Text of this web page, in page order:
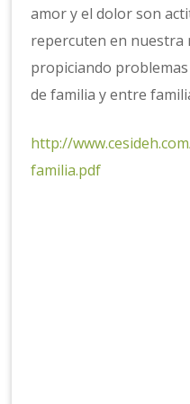
amor y el dolor son
repercuten en nuestra
propiciando
de familia y entre
http://
familia.pdf